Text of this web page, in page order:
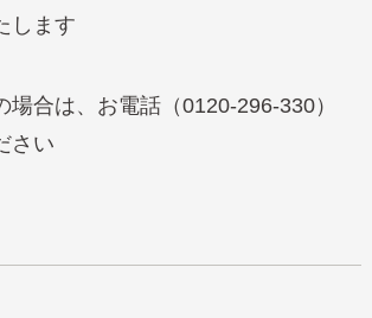
します
場合は、お電話（0120-296-330）
さい